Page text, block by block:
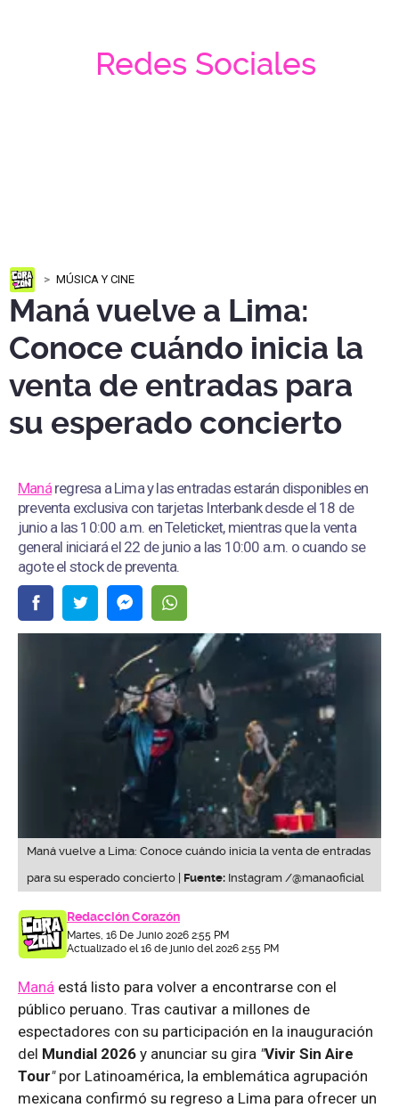
Redes Sociales
MÚSICA Y CINE
Maná vuelve a Lima:
Conoce cuándo inicia la
venta de entradas para
su esperado concierto
Manáregresa a Lima y las entradas estarán disponibles en
preventa exclusiva con tarjetas Interbank desde el 18 de
junio a las 10:00 a.m. en Teleticket, mientras que la venta
general iniciará el 22 de junio a las 10:00 a.m. o cuando se
agote el stock de preventa.
Maná vuelve a Lima: Conoce cuándo inicia la venta de entradas
para su esperado concierto | Fuente: Instagram /@manaoficial
Redacción Corazón
Martes, 16 De Junio 2026 2:55 PM
Actualizado el 16 de junio del 2026 2:55 PM
Maná está listo para volver a encontrarse con el
público peruano. Tras cautivar a millones de
espectadores con su participación en la inauguración
del Mundial 2026 y anunciar su gira "Vivir Sin Aire
Tour"por Latinoamérica, la emblemática agrupación
mexicana confirmó su regreso a Lima para ofrecer un